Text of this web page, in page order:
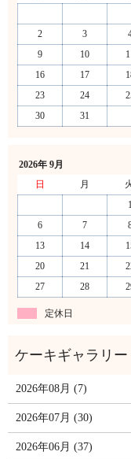
2
3
9
10
16
17
23
24
30
31
2026年 9月
日
月
1
6
7
13
14
20
21
27
28
定休日
2026年08月 (7)
2026年07月 (30)
2026年06月 (37)